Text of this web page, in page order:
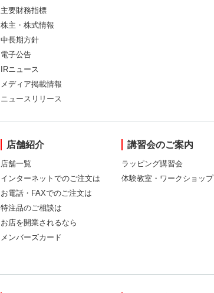
主要財務指標
株主・株式情報
中長期方針
電子公告
IRニュース
メディア掲載情報
ニュースリリース
店舗紹介
店舗一覧
インターネットでのご注文は
お電話・FAXでのご注文は
特注品のご相談は
お店を開業されるなら
メンバーズカード
講習会のご案内
ラッピング講習会
体験教室・ワークショップ